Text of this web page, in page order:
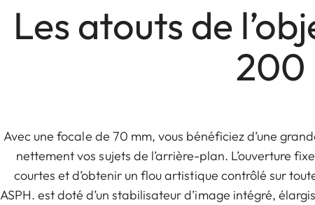
Les atouts de
200
Avec une focale de 70 mm, vous bénéficiez d’une
nettement vos sujets de l’arrière-plan. L’ouverture
courtes et d’obtenir un flou artistique contrôlé sur
ASPH. est doté d’un stabilisateur d’image intégré,